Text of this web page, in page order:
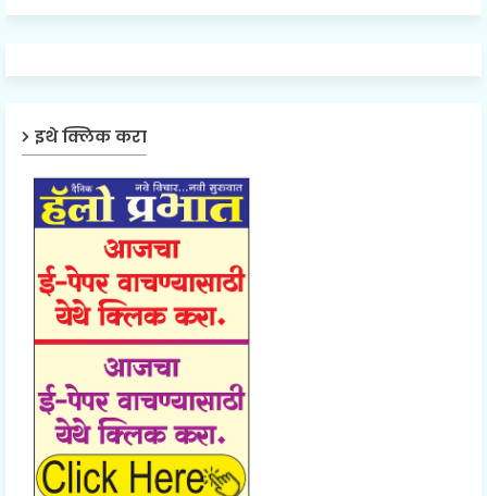
इथे क्लिक करा